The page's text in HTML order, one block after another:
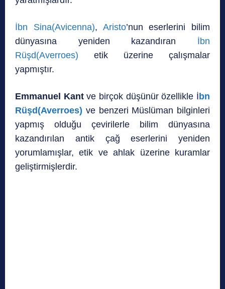
İbn Sina(Avicenna), Aristo’nun eserlerini bilim
dünyasına yeniden kazandıran İbn
Rüşd(Averroes) etik üzerine çalışmalar
yapmıştır.
Emmanuel Kantve birçok düşünür özellikle İ bn
Rüşd(Averroes) ve benzeri Müslüman bilginleri
yapmış olduğu çevirilerle bilim dünyasına
kazandırılan antik çağ eserlerini yeniden
yorumlamışlar, etik ve ahlak üzerine kuramlar
geliştirmişlerdir.